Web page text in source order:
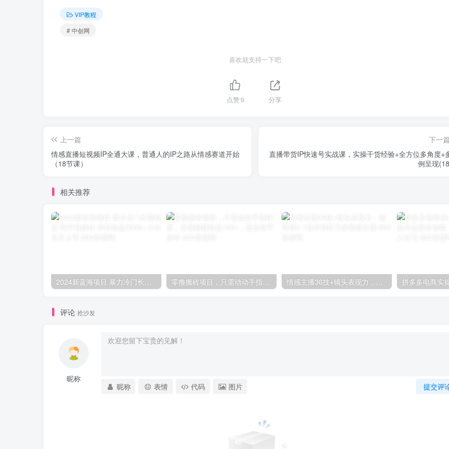
VIP教程
# 中创网
喜欢就支持一下吧
点赞9 分享
上一篇
情感直播短视频IP全通大课，普通人的IP之路从情感赛道开始
（18节课）
下一篇
直播带货IP快速号实战课，实操干货经验+全方位多角度+
例呈现
相关推荐
评论 抢沙发
昵称
提交评
昵称 表情 代码 图片